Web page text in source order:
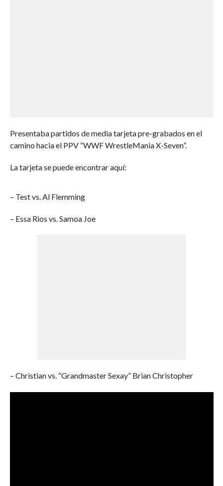
Presentaba partidos de media tarjeta pre-grabados en el
camino hacia el PPV “WWF WrestleMania X-Seven”.
La tarjeta se puede encontrar aquí:
– Test vs. Al Flemming
– Essa Rios vs. Samoa Joe
– Christian vs. “Grandmaster Sexay” Brian Christopher